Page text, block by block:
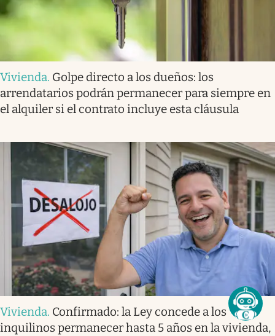
Vivienda. Golpe directo a los dueños: los
arrendatarios podrán permanecer para siempre en
el alquiler si el contrato incluye esta cláusula
Vivienda. Confirmado: la Ley concede a los
inquilinos permanecer hasta 5 años en la vivienda,